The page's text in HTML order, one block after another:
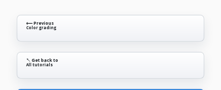
⟵ Previous
Color grading
↖ Get back to
All tutorials